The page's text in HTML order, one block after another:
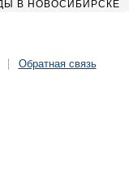
В НОВОСИБИРСКЕ
Обратная связь